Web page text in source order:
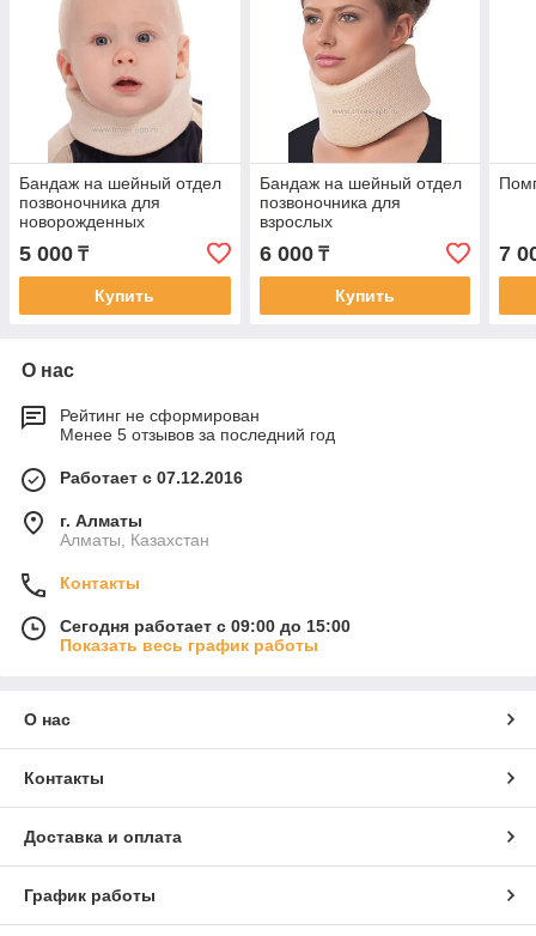
Бандаж на шейный отдел
позвоночника для
новорожденных
5 000 ₸
Купить
Бандаж на шейный отдел
позвоночника для
взрослых
6 000₸
Купить
7
О нас
Рейтинг не сформирован
Менее 5 отзывов за последний год
Работает с 07.12.2016
г. Алматы
Алматы, Казахстан
Контакты
Сегодня работает с 09:00 до 15:00
Показать весь график работы
О нас
Контакты
Доставка и оплата
График работы